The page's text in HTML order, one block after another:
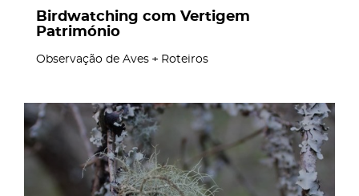
Birdwatching com Vertigem
Património
Observação de Aves Roteiros
page